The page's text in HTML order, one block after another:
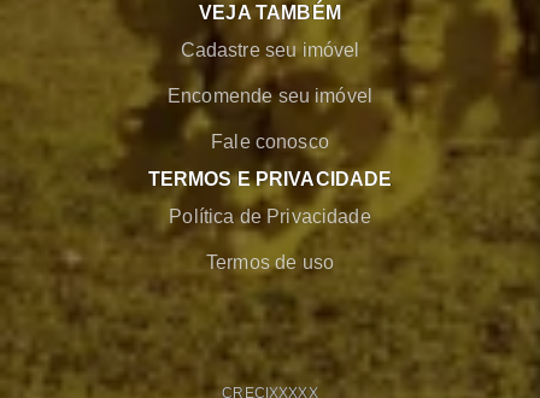
VEJA TAMBÉM
Cadastre seu imóvel
Encomende seu imóvel
Fale conosco
TERMOS E PRIVACIDADE
Política de Privacidade
Termos de uso
CRECIXXXXX